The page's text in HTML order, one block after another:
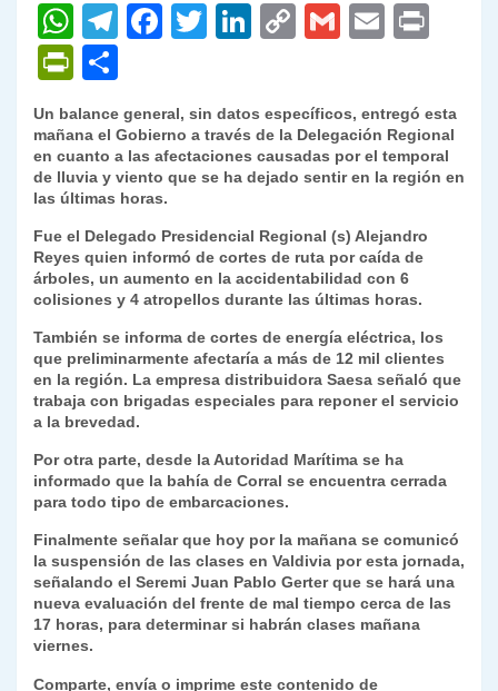
W
h
at
s
A
p
p
T
gr
a
m
F
e
b
o
o
k
T
er
Li
e
dI
n
C
y
Li
k
G
l
E
l
P
ri
nt
Fr
ie
n
dl
y
m
p
ar
tir
Un balance general, sin datos específicos, entregó esta
mañana el Gobierno a través de la Delegación Regional
en cuanto a las afectaciones causadas por el temporal
de lluvia y viento que se ha dejado sentir en la región en
las últimas horas.
Fue el Delegado Presidencial Regional (s) Alejandro
Reyes quien informó de cortes de ruta por caída de
árboles, un aumento en la accidentabilidad con 6
colisiones y 4 atropellos durante las últimas horas.
También se informa de cortes de energía eléctrica, los
que preliminarmente afectaría a más de 12 mil clientes
en la región. La empresa distribuidora Saesa señaló que
trabaja con brigadas especiales para reponer el servicio
a la brevedad.
Por otra parte, desde la Autoridad Marítima se ha
informado que la bahía de Corral se encuentra cerrada
para todo tipo de embarcaciones.
Finalmente señalar que hoy por la mañana se comunicó
la suspensión de las clases en Valdivia por esta jornada,
señalando el Seremi Juan Pablo Gerter que se hará una
nueva evaluación del frente de mal tiempo cerca de las
17 horas, para determinar si habrán clases mañana
viernes.
Comparte, envía o imprime este contenido de